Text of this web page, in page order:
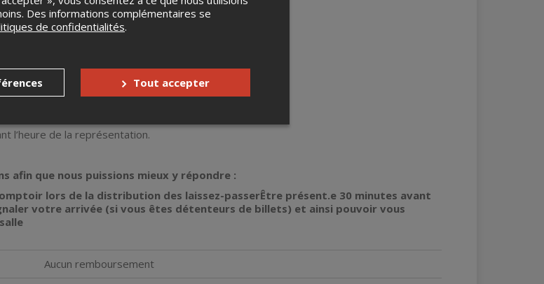
18 h
en ligne
autres seront annulés
l’heure de la représentation.
afin que nous puissions mieux y répondre :
lors de la distribution des laissez-passerÊtre présent.e 30 minutes avant
votre arrivée (si vous êtes détenteurs de billets) et ainsi pouvoir vous
Aucun remboursement
Des informations complémentaires se
de confidentialités.
Tout accepter